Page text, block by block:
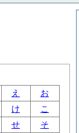
え
お
け
こ
せ
そ